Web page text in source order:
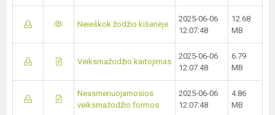
Neieškok žodžio kišenėje
2025-06-06
12:07:48
12.68
MB
Veiksmažodžio kartojimas
2025-06-06
12:07:48
6.79
MB
Neasmenuojamosios
veiksmažodžio formos
2025-06-06
12:07:48
4.86
MB